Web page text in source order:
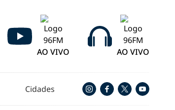
AO VIVO
AO VIVO
Cidades